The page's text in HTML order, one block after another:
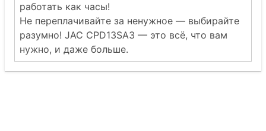
работать как часы!
Не переплачивайте за ненужное — выбирайте
разумно! JAC CPD13SA3 — это всё, что вам
нужно, и даже больше.